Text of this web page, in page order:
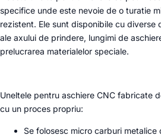
specifice unde este nevoie de o turatie
rezistent. Ele sunt disponibile cu diverse
ale axului de prindere, lungimi de
prelucrarea materialelor speciale.
Uneltele pentru aschiere CNC fabricate
cu un proces propriu:
Se folosesc micro carburi